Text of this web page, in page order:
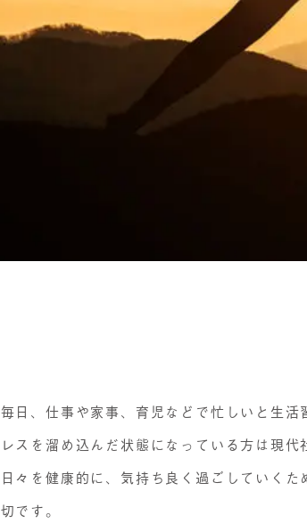
毎日、仕事や家事、育児などで忙しいと生
レスを溜め込んだ状態になっている方は現代
日々を健康的に、気持ち良く過ごしていく
切です。